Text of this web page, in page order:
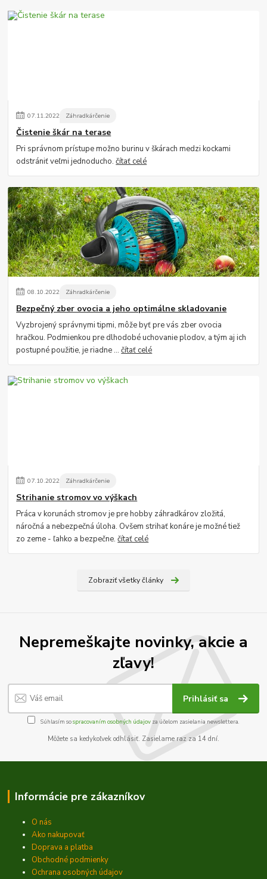
07.11.2022 Záhradkárčenie
Čistenie škár na terase
Pri správnom prístupe možno burinu v škárach medzi kockami
odstrániť veľmi jednoducho.čítať celé
08.10.2022 Záhradkárčenie
Bezpečný zber ovocia a jeho optimálne skladovanie
Vyzbrojený správnymi tipmi, môže byť pre vás zber ovocia
hračkou. Podmienkou pre dlhodobé uchovanie plodov, a tým aj ich
postupné použitie, je riadne ...čítať celé
07.10.2022 Záhradkárčenie
Strihanie stromov vo výškach
Práca v korunách stromov je pre hobby záhradkárov zložitá,
náročná a nebezpečná úloha. Ovšem strihať konáre je možné tiež
zo zeme - ľahko a bezpečne.čítať celé
Zobraziť všetky články
Nepremeškajte novinky, akcie a
zľavy!
Prihlásiť sa
Súhlasím sospracovaním osobných údajov za účelom zasielania newslettera.
Môžete sa kedykoľvek odhlásiť. Zasielame raz za 14 dní.
Informácie pre zákazníkov
O nás
Ako nakupovať
Doprava a platba
Obchodné podmienky
Ochrana osobných údajov